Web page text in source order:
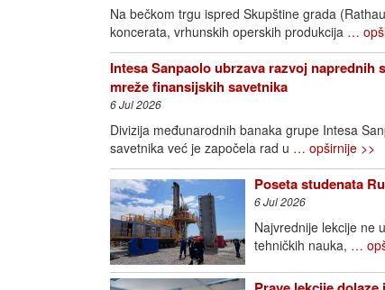
Na bečkom trgu ispred Skupštine grada
koncerata, vrhunskih operskih produkcija …
Intesa Sanpaolo ubrzava razvoj
mreže finansijskih savetnika
6 Jul 2026
Divizija međunarodnih banaka grupe Intesa
savetnika već je započela rad u … opširnije >>
Poseta studenata
6 Jul 2026
Najvrednije lekcije ne
tehničkih nauka, …